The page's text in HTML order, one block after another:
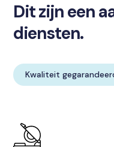
Dit zijn een
diensten.
Kwaliteit